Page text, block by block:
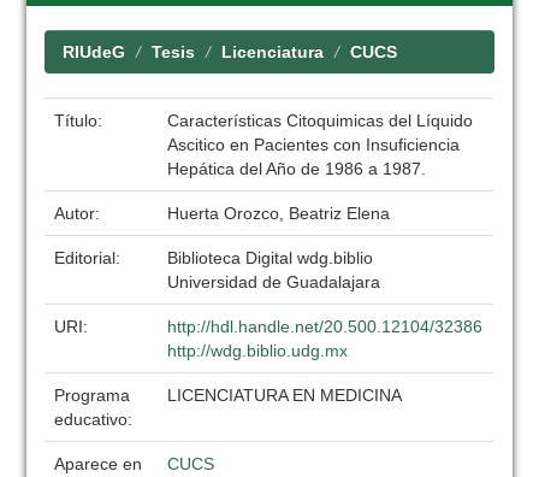
RIUdeG Tesis Licenciatura CUCS
Título:
Características Citoquimicas del Líquido
Ascitico en Pacientes con Insuficiencia
Hepática del Año de 1986 a 1987.
Autor: Huerta Orozco, Beatriz Elena
Editorial:
Biblioteca Digital wdg.biblio
Universidad de Guadalajara
URI:
http://hdl.handle.net/20.500.12104/32386
http://wdg.biblio.udg.mx
Programa
educativo:
LICENCIATURA EN MEDICINA
Aparece en
CUCS